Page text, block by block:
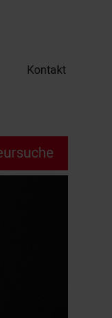
Kontakt